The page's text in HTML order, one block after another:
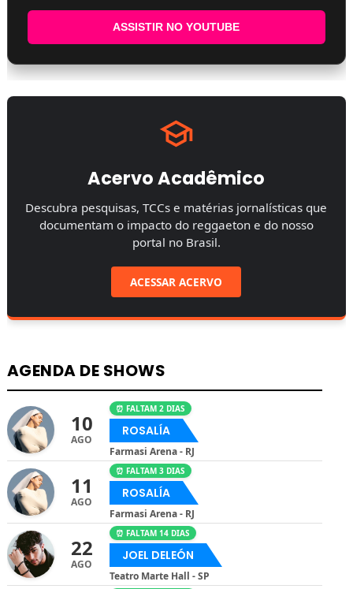
ASSISTIR NO YOUTUBE
Acervo Acadêmico
Descubra pesquisas, TCCs e matérias jornalísticas que
documentam o impacto do reggaeton e do nosso
portal no Brasil.
ACESSAR ACERVO
AGENDA DE SHOWS
10
AGO
⏰ FALTAM 2 DIAS
ROSALÍA
Farmasi Arena - RJ
11
AGO
⏰ FALTAM 3 DIAS
ROSALÍA
Farmasi Arena - RJ
22
AGO
⏰ FALTAM 14 DIAS
JOEL DELEÓN
Teatro Marte Hall - SP